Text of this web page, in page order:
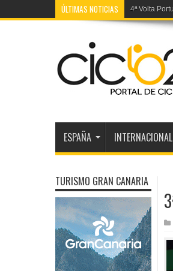
ÚLTIMAS NOTICIAS 4ª Volta
ESPAÑA INTERNACIONAL
TURISMO GRAN CANARIA